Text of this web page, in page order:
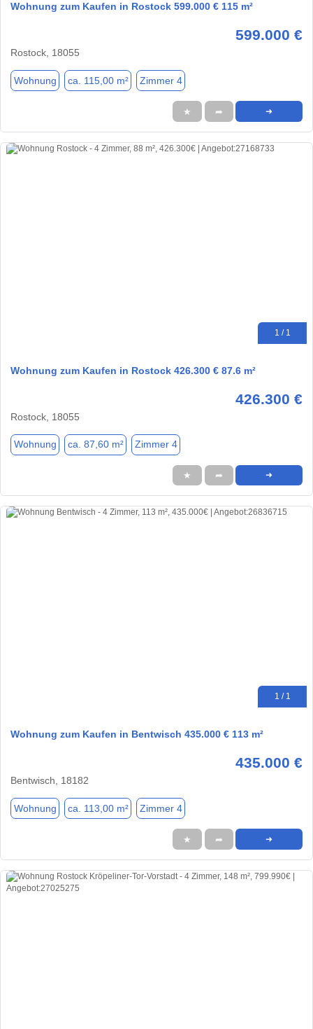
Wohnung zum Kaufen in Rostock 599.000 € 115 m²
599.000 €
Rostock, 18055
Wohnung ca. 115,00 m² Zimmer 4
★ ➦ ➜
1 / 1
Wohnung zum Kaufen in Rostock 426.300 € 87.6 m²
426.300 €
Rostock, 18055
Wohnung ca. 87,60 m² Zimmer 4
★ ➦ ➜
1 / 1
Wohnung zum Kaufen in Bentwisch 435.000 € 113 m²
435.000 €
Bentwisch, 18182
Wohnung ca. 113,00 m² Zimmer 4
★ ➦ ➜